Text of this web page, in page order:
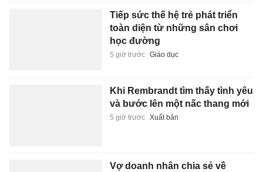
Tiếp sức thế hệ trẻ phát triển
toàn diện từ những sân chơi
học đường
5 giờ trước Giáo dục
Khi Rembrandt tìm thấy tình yêu
và bước lên một nấc thang mới
5 giờ trước Xuất bản
Vợ doanh nhân chia sẻ về